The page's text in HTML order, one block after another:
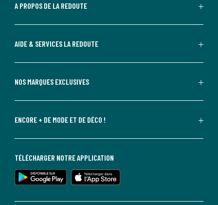
A PROPOS DE LA REDOUTE
AIDE & SERVICES LA REDOUTE
NOS MARQUES EXCLUSIVES
ENCORE + DE MODE ET DE DÉCO !
TÉLÉCHARGER NOTRE APPLICATION